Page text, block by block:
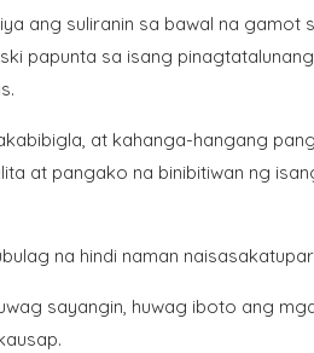
ang suliranin sa bawal na gamot
papunta sa isang
at kahanga-hangang
at pangako na binibitiwan ng
na hindi naman
sayangin, huwag iboto ang